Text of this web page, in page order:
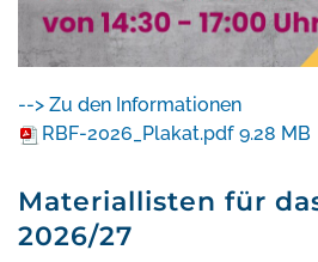
--> Zu den Informationen
RBF-2026_Plakat.pdf 9.28 MB
Materiallisten für
2026/27